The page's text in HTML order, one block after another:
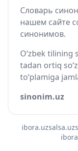
Словарь
нашем сайте
синонимов.
O‘zbek tilining
tadan ortiq
to‘plamiga
sinonim.uz
ibora.uzsalsa.uz